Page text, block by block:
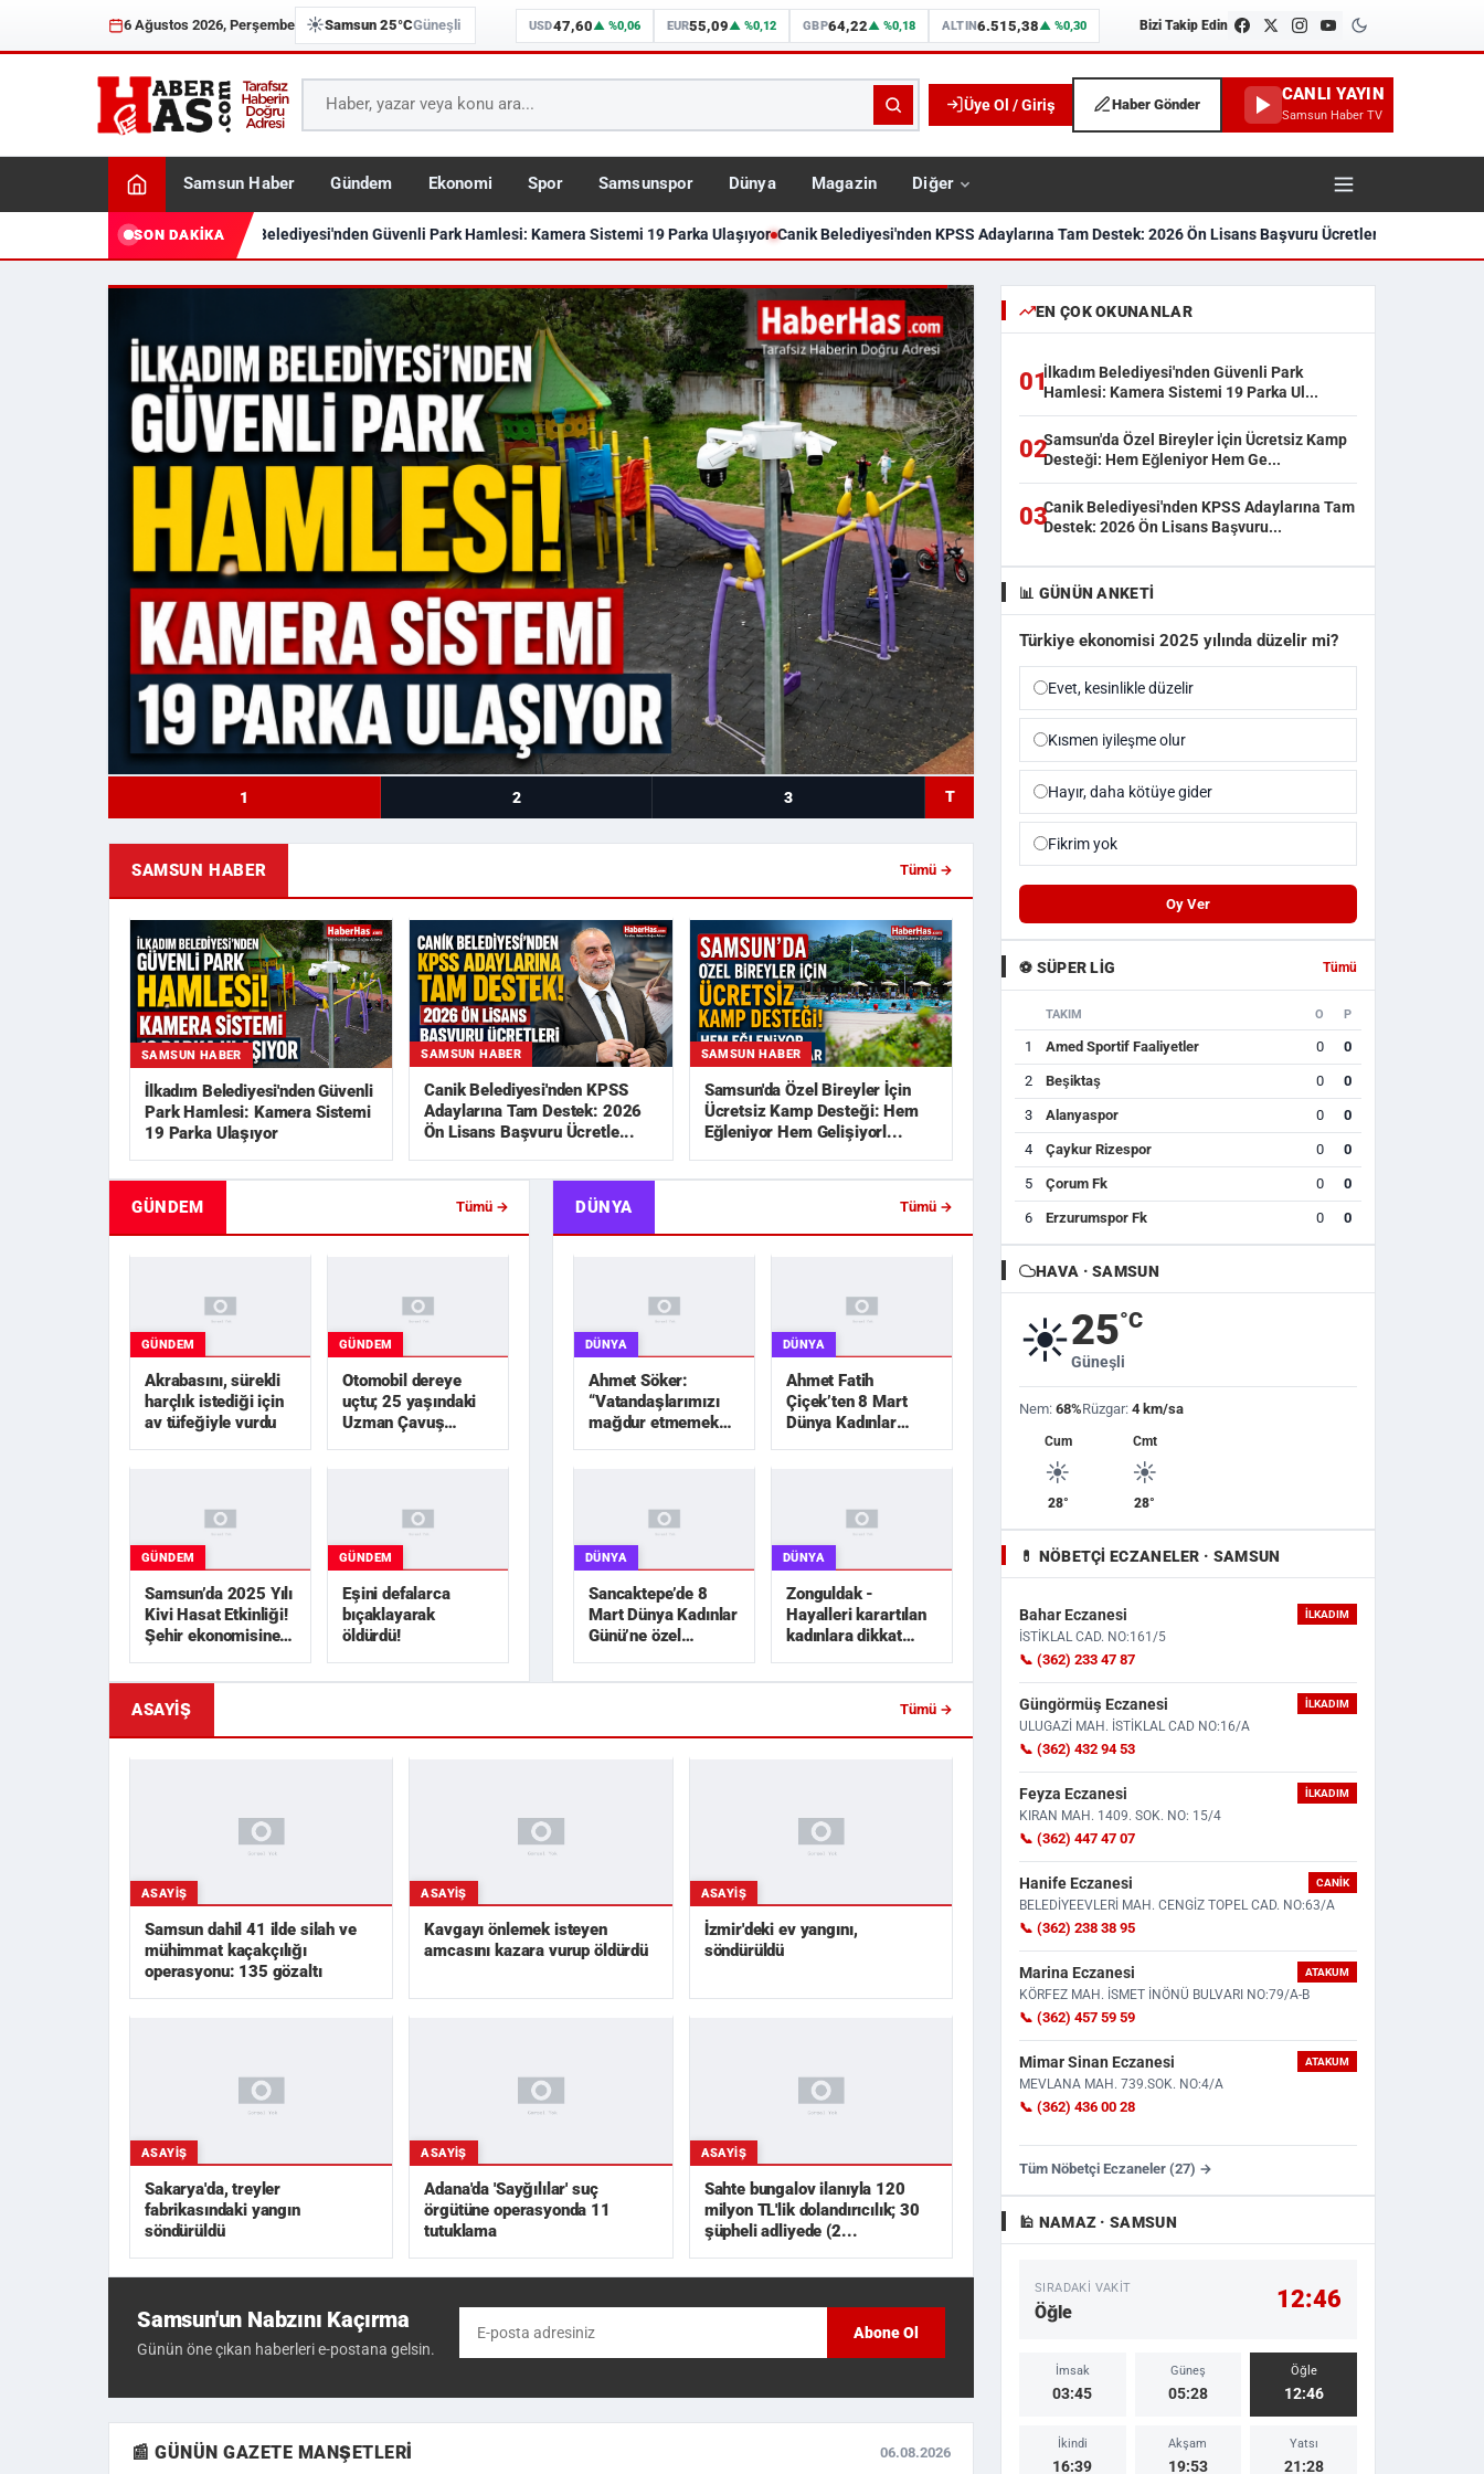
6 Ağustos 2026, Perşembe ☀️Samsun 25°CGüneşli USD47,60▲ %0,06 EUR55,09▲ %0,12 GBP64,22▲ %0,18 ALTIN6.515,38▲ %0,30 Bizi Takip Edin
Üye Ol / Giriş Haber Gönder
CANLI YAYIN
Samsun Haber TV
Samsun Haber Gündem Ekonomi Spor Samsunspor Dünya Magazin Diğer
SON DAKİKAİlkadım Belediyesi'nden Güvenli Park Hamlesi: Kamera Sistemi 19 Parka Ulaşıyor Canik Belediyesi'nden KPSS Adaylarına Tam Destek: 2026 Ön Lisans Başvuru Ücretleri Karşılanıyor
Haberhas — Samsun Son Dakika Haberleri, Gündem, Samsunspor ve İlçe Haberleri
1 2 3 T
SAMSUN HABER Tümü →
SAMSUN HABER
İlkadım Belediyesi'nden Güvenli
Park Hamlesi: Kamera Sistemi
19 Parka Ulaşıyor
SAMSUN HABER
Canik Belediyesi'nden KPSS
Adaylarına Tam Destek: 2026
Ön Lisans Başvuru Ücretle...
SAMSUN HABER
Samsun'da Özel Bireyler İçin
Ücretsiz Kamp Desteği: Hem
Eğleniyor Hem Gelişiyorl...
GÜNDEM Tümü →
GÜNDEM
Akrabasını, sürekli
harçlık istediği için
av tüfeğiyle vurdu
GÜNDEM
Otomobil dereye
uçtu; 25 yaşındaki
Uzman Çavuş
GÜNDEM
Samsun’da 2025 Yılı
Kivi Hasat Etkinliği!
Şehir ekonomisine 1
üzerinde...
GÜNDEM
Eşini defalarca
bıçaklayarak
öldürdü!
DÜNYA Tümü →
DÜNYA
Ahmet Söker:
“Vatandaşlarımızı
mağdur etmemek
DÜNYA
Ahmet Fatih
Çiçek’ten 8 Mart
Dünya Kadınlar
DÜNYA
Sancaktepe’de 8
Mart Dünya Kadınlar
Günü’ne özel
DÜNYA
Zonguldak -
Hayalleri karartılan
kadınlara dikkat
gelinlik dik...
ASAYIŞ
Tümü →
ASAYIŞ
Samsun dahil 41 ilde silah ve
mühimmat kaçakçılığı
operasyonu: 135 gözaltı
ASAYIŞ
Kavgayı önlemek isteyen
amcasını kazara vurup öldürdü
ASAYIŞ
İzmir'deki ev yangını,
söndürüldü
ASAYIŞ
Sakarya'da, treyler
fabrikasındaki yangın
söndürüldü
ASAYIŞ
Adana'da 'Sayğılılar' suç
örgütüne operasyonda 11
tutuklama
ASAYIŞ
Sahte bungalov ilanıyla 120
milyon TL'lik dolandırıcılık; 30
şüpheli adliyede (2...
Samsun'un Nabzını Kaçırma
Günün öne çıkan haberleri e-postana gelsin.
Abone Ol
📰 GÜNÜN GAZETE MANŞETLERI 06.08.2026
EN ÇOK OKUNANLAR
01İlkadım Belediyesi'nden Güvenli Park
Hamlesi: Kamera Sistemi 19 Parka Ul...
02Samsun'da Özel Bireyler İçin Ücretsiz Kamp
Desteği: Hem Eğleniyor Hem Ge...
03Canik Belediyesi'nden KPSS Adaylarına Tam
Destek: 2026 Ön Lisans Başvuru...
📊 GÜNÜN ANKETI
Türkiye ekonomisi 2025 yılında düzelir mi?
Evet, kesinlikle düzelir
Kısmen iyileşme olur
Hayır, daha kötüye gider
Fikrim yok
Oy Ver
⚽ SÜPER LIG Tümü
TAKIM O P
1 Amed Sportif Faaliyetler 0 0
2 Beşiktaş 0 0
3 Alanyaspor 0 0
4 Çaykur Rizespor 0 0
5 Çorum Fk 0 0
6 Erzurumspor Fk 0 0
HAVA · SAMSUN
☀️25°C
Güneşli
Nem: 68%Rüzgar: 4 km/sa
Cum
☀️
28°
Cmt
☀️
28°
💊 NÖBETÇI ECZANELER · SAMSUN
Bahar Eczanesi İLKADIM
İSTİKLAL CAD. NO:161/5
📞 (362) 233 47 87
Güngörmüş Eczanesi İLKADIM
ULUGAZİ MAH. İSTİKLAL CAD NO:16/A
📞 (362) 432 94 53
Feyza Eczanesi İLKADIM
KIRAN MAH. 1409. SOK. NO: 15/4
📞 (362) 447 47 07
Hanife Eczanesi CANIK
BELEDİYEEVLERİ MAH. CENGİZ TOPEL CAD. NO:63/A
📞 (362) 238 38 95
Marina Eczanesi ATAKUM
KÖRFEZ MAH. İSMET İNÖNÜ BULVARI NO:79/A-B
📞 (362) 457 59 59
Mimar Sinan Eczanesi ATAKUM
MEVLANA MAH. 739.SOK. NO:4/A
📞 (362) 436 00 28
Tüm Nöbetçi Eczaneler (27) →
🕌 NAMAZ · SAMSUN
SIRADAKI VAKIT
Öğle 12:46
İmsak
03:45
Güneş
05:28
Öğle
12:46
İkindi
16:39
Akşam
19:53
Yatsı
21:28